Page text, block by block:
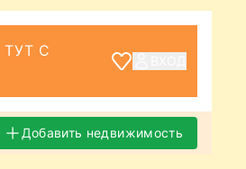
С
Добавить недвижимость